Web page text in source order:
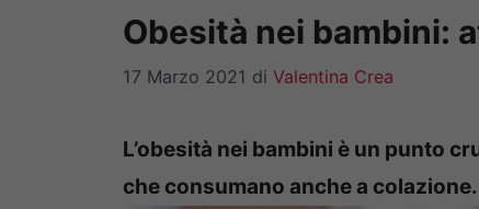
Obesità nei bambini:
17 Marzo 2021 di Valentina Crea
L’obesità nei bambini è un punto
che consumano anche a